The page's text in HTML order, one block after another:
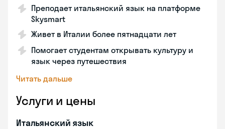
Преподает итальянский язык на платформе
Skysmart
Живет в Италии более пятнадцати лет
Помогает студентам открывать культуру и
язык через путешествия
Читать дальше
Услуги и цены
Итальянский язык